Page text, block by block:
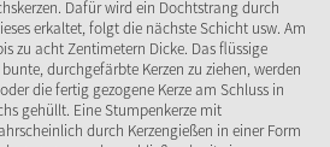
Dafür wird ein Dochtstrang durch
erkaltet, folgt die nächste Schicht usw. Am
zu acht Zentimetern Dicke. Das flüssige
durchgefärbte Kerzen zu ziehen, werden
die fertig gezogene Kerze am Schluss in
gehüllt. Eine Stumpenkerze mit
durch Kerzengießen in einer Form